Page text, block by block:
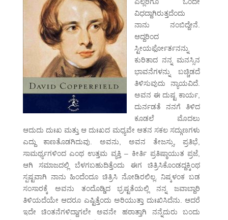
ವಿಧದ್ದಾಗಿರುತ್ತದೆಂದು
ನಾನು ನಂಬಿದ್ದೇನೆ.
ಆದ್ದರಿಂದ
ಸ್ಟೀಯರ್ಫೋರ್ತನನ್ನು
ಕುರಿತಾದ ನನ್ನ ಮನಸ್ಸಿನ
ಭಾವನೆಗಳನ್ನು ಬಚ್ಚಿಡದೆ
ತಿಳಿಸುವುದು ನ್ಯಾಯವಿದೆ.
ಅವನ ಈ ದುಷ್ಟ ಕಾರ್ಯ,
ದುರ್ನಡತೆ ನನಗೆ ತಿಳಿದ
ಕೂಡಲೆ ಮೊದಲು
ಆದುದು ದುಃಖ ಮತ್ತು ಆ ದುಃಖದ ಮಧ್ಯವೇ ಆತನ ಸಕಲ ಸದ್ಗುಣಗಳು
ಎದ್ದು ಕಾಣತೊಡಗಿದುವು. ಅವನು, ಅವನ ತೇಜಸ್ಸು, ಪ್ರತಿಭೆ,
ಸಾಮರ್ಥ್ಯಗಳಿಂದ ಎಂಥ ಉತ್ತಮ ವ್ಯಕ್ತಿ – ಕೀರ್ತಿ ಪ್ರತಿಷ್ಠಾಯುತ ಪ್ರಜೆ,
ಆಗಿ ಸಮಾಜದಲ್ಲಿ ಬೆಳಗಬಹುದಿತ್ತೆಂದು ಈಗ ಚಿತ್ರಿಸಿಕೊಂಡದ್ದಕ್ಕಿಂಥ
ಸ್ಪಷ್ಟವಾಗಿ ನಾನು ಹಿಂದೆಂದೂ ಚಿತ್ರಿಸಿ ನೋಡಿರಲಿಲ್ಲ. ನಿಷ್ಕಳಂಕ ಬಡ
ಸಂಸಾರಕ್ಕೆ ಅವನು ತಂದೊಡ್ಡಿದ ಭ್ರಷ್ಟತೆಯಲ್ಲಿ ನನ್ನ ಜವಾಬ್ದಾರಿ
ತಿಳಿಯದೆಯೇ ಆದರೂ ಎಷ್ಟಿತ್ತೆಂದು ಅರಿಯುತ್ತಾ ದುಃಖಿಸಿದೆನು. ಆದರೆ
ಇದೇ ಚಿಂತನೆಗಳಿದ್ದಾಗಲೇ ಅವನೇ ಹಠಾತ್ತಾಗಿ ನನ್ನೆದುರು ಬಂದು